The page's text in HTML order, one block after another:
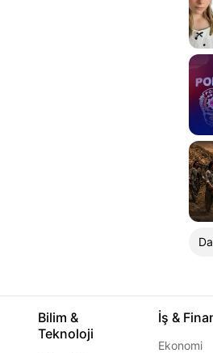
Bilim &
Teknoloji
İş &
Ekonomi